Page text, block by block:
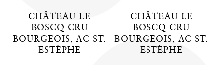
CHÂTEAU LE
BOSCQ CRU
BOURGEOIS, AC ST.
ESTÈPHE
CHÂTEAU LE
BOSCQ CRU
BOURGEOIS, AC ST.
ESTÈPHE